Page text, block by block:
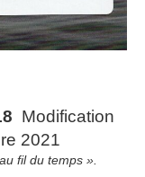
Modification
2021
fil du temps ».